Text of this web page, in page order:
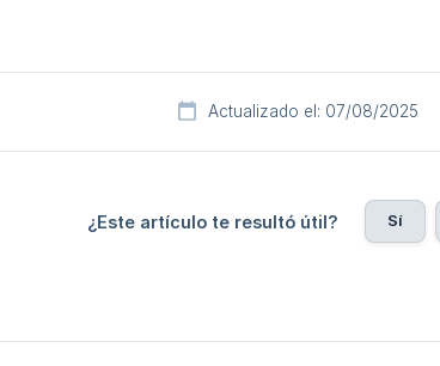
Actualizado el: 07/08/2025
¿Este artículo te resultó útil? Sí